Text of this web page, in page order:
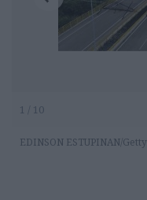
1 / 10
EDINSON ESTUPINAN/Getty